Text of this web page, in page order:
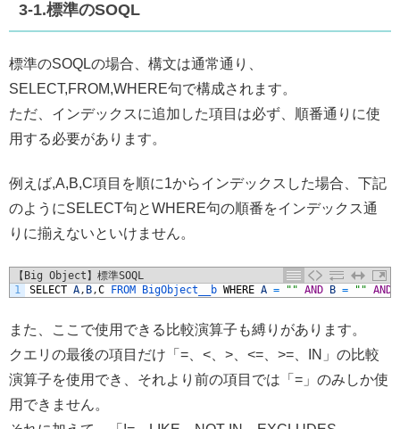
3-1.標準のSOQL
標準のSOQLの場合、構文は通常通り、
SELECT,FROM,WHERE句で構成されます。
ただ、インデックスに追加した項目は必ず、順番通りに使
用する必要があります。
例えば,A,B,C項目を順に1からインデックスした場合、下記
のようにSELECT句とWHERE句の順番をインデックス通
りに揃えないといけません。
【Big Object】標準SOQL
1
SELECT A , B ,C FROM BigObject__b WHERE A = "" AND B = "" AND
また、ここで使用できる比較演算子も縛りがあります。
クエリの最後の項目だけ「=、<、>、<=、>=、IN」の比較
演算子を使用でき、それより前の項目では「=」のみしか使
用できません。